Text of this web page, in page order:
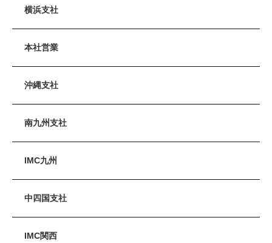
横浜支社
本社営業
沖縄支社
南九州支社
IMC九州
中四国支社
IMC関西